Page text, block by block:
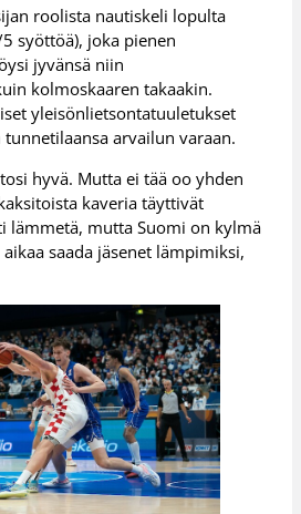
roolista nautiskeli lopulta
syöttöä), joka pienen
jyvänsä niin
kolmoskaaren takaakin.
yleisönlietsontatuuletukset
arvailun varaan.
hyvä. Mutta ei tää oo yhden
kaveria täyttivät
lämmetä, mutta Suomi on kylmä
saada jäsenet lämpimiksi,